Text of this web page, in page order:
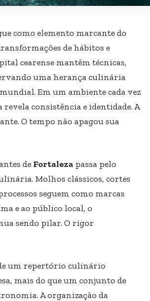
como elemento marcante do
de hábitos e
cearense mantêm técnicas,
uma herança culinária
Em um ambiente cada vez
consistência e identidade. A
O tempo não apagou sua
de Fortaleza passa pelo
Molhos clássicos, cortes
seguem como marcas
e ao público local, o
sendo pilar. O rigor
um repertório culinário
mais do que um conjunto de
A organização da